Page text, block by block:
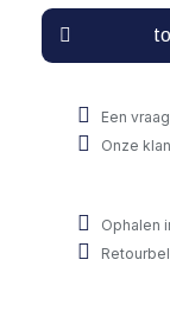
Een
Onze
Ophalen